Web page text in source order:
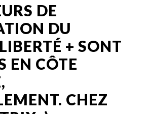
DE
DU
+ SONT
EN CÔTE
CHEZ